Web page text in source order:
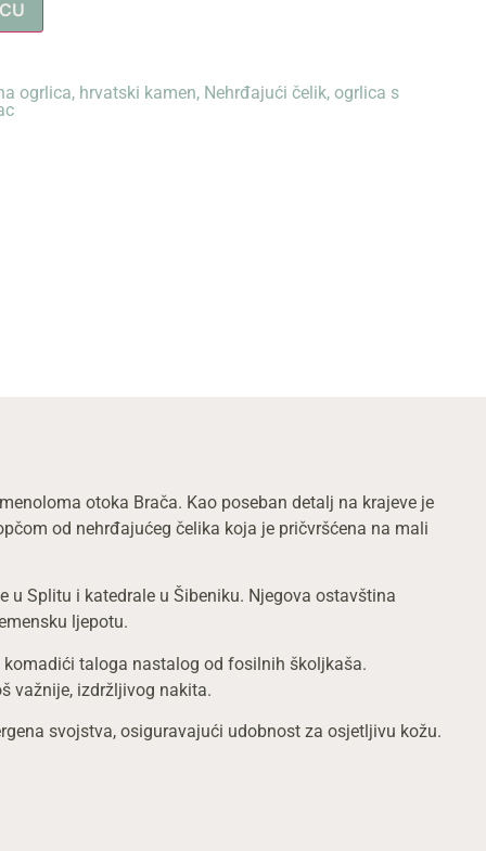
ogrlica, hrvatski kamen, Nehrđajući čelik, ogrlica s
otoka Brača. Kao poseban detalj na krajeve je
od nehrđajućeg čelika koja je pričvršćena na mali
Splitu i katedrale u Šibeniku. Njegova ostavština
ljepotu.
taloga nastalog od fosilnih školjkaša.
važnije, izdržljivog nakita.
svojstva, osiguravajući udobnost za osjetljivu kožu.